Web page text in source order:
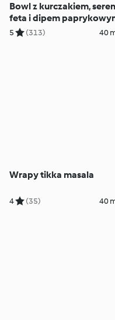
Bowl z kurczakiem,
feta i dipem
5 (313) 40
Wrapy tikka masala
4 (35) 40